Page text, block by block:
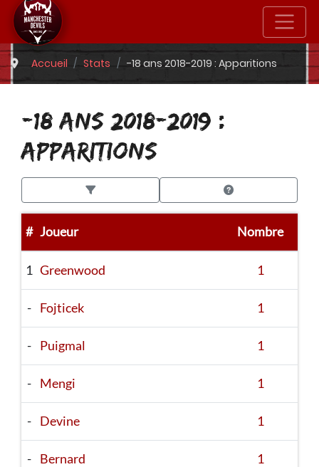
Accueil Stats -18 ans 2018-2019 : Apparitions
-18 ANS 2018-2019 :
APPARITIONS
# Joueur Nombre
1 Greenwood 1
- Fojticek 1
- Puigmal 1
- Mengi 1
- Devine 1
- Bernard 1